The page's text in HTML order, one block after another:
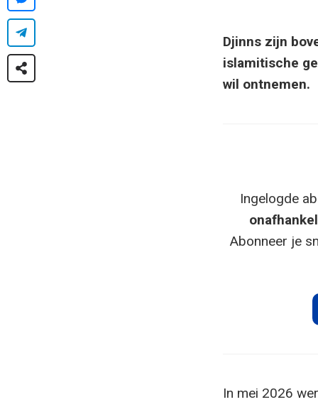
Djinns zijn
islamitische
wil ontnemen.
Ingelogde
Abonneer je
In mei 2026